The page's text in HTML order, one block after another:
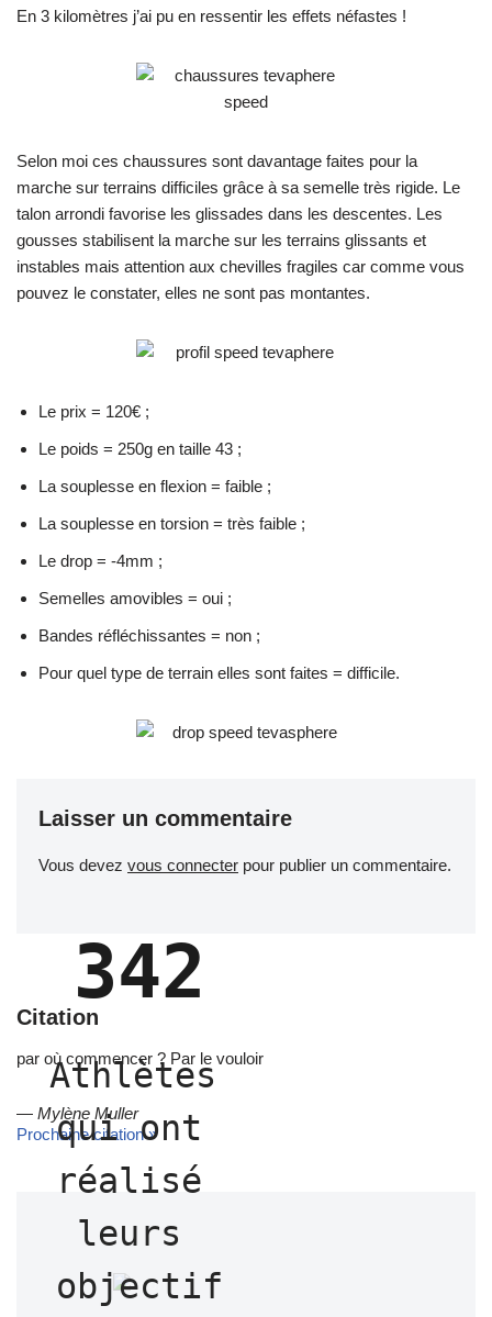
En 3 kilomètres j’ai pu en ressentir les effets néfastes !
Selon moi ces chaussures sont davantage faites pour la
marche sur terrains difficiles grâce à sa semelle très rigide. Le
talon arrondi favorise les glissades dans les descentes. Les
gousses stabilisent la marche sur les terrains glissants et
instables mais attention aux chevilles fragiles car comme vous
pouvez le constater, elles ne sont pas montantes.
Le prix = 120€ ;
Le poids = 250g en taille 43 ;
La souplesse en flexion = faible ;
La souplesse en torsion = très faible ;
Le drop = -4mm ;
Semelles amovibles = oui ;
Bandes réfléchissantes = non ;
Pour quel type de terrain elles sont faites = difficile.
Laisser un commentaire
Vous devez vous connecter pour publier un commentaire.
Citation
par où commencer ? Par le vouloir
— Mylène Muller
Prochaine citation »
342
Athlètes
qui ont
réalisé
leurs
objectif